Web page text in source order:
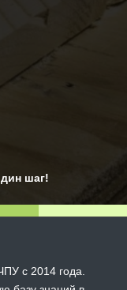
шаг!
с 2014 года.